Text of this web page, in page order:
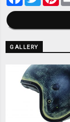
GALLERY